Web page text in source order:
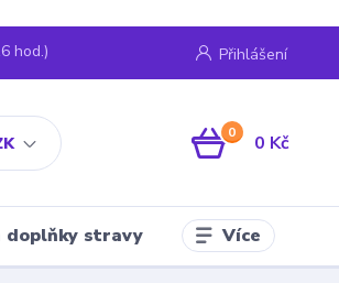
Přihlášení
hod.)
0 0 Kč
doplňky stravy Více